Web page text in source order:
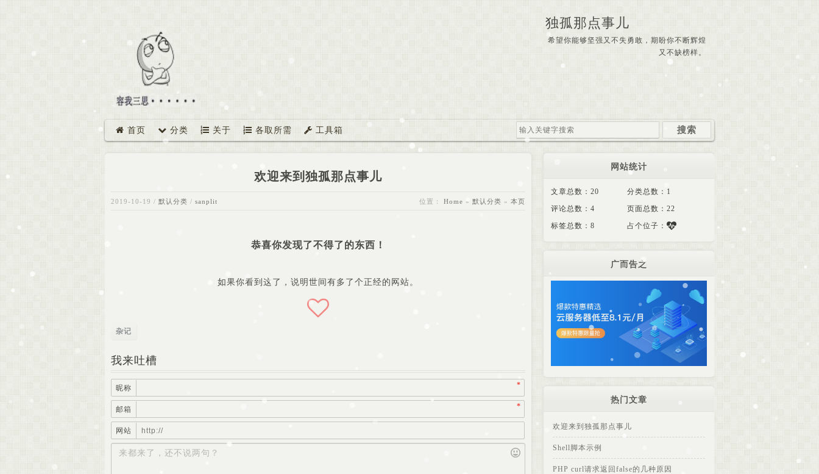
独孤那点事儿
希望你能够坚强又不失勇敢，期盼你不断辉煌
又不缺榜样。
首页 分类 关于 各取所需 工具箱
欢迎来到独孤那点事儿
2019-10-19 / 默认分类 / sanplit 位置： Home » 默认分类 » 本页
恭喜你发现了不得了的东西！
如果你看到这了，说明世间有多了个正经的网站。
杂记
我来吐槽
昵称 *
邮箱 *
网站
网站统计
文章总数：20
分类总数：1
评论总数：4
页面总数：22
标签总数：8
占个位子：
广而告之
热门文章
欢迎来到独孤那点事儿
Shell脚本示例
PHP curl请求返回false的几种原因